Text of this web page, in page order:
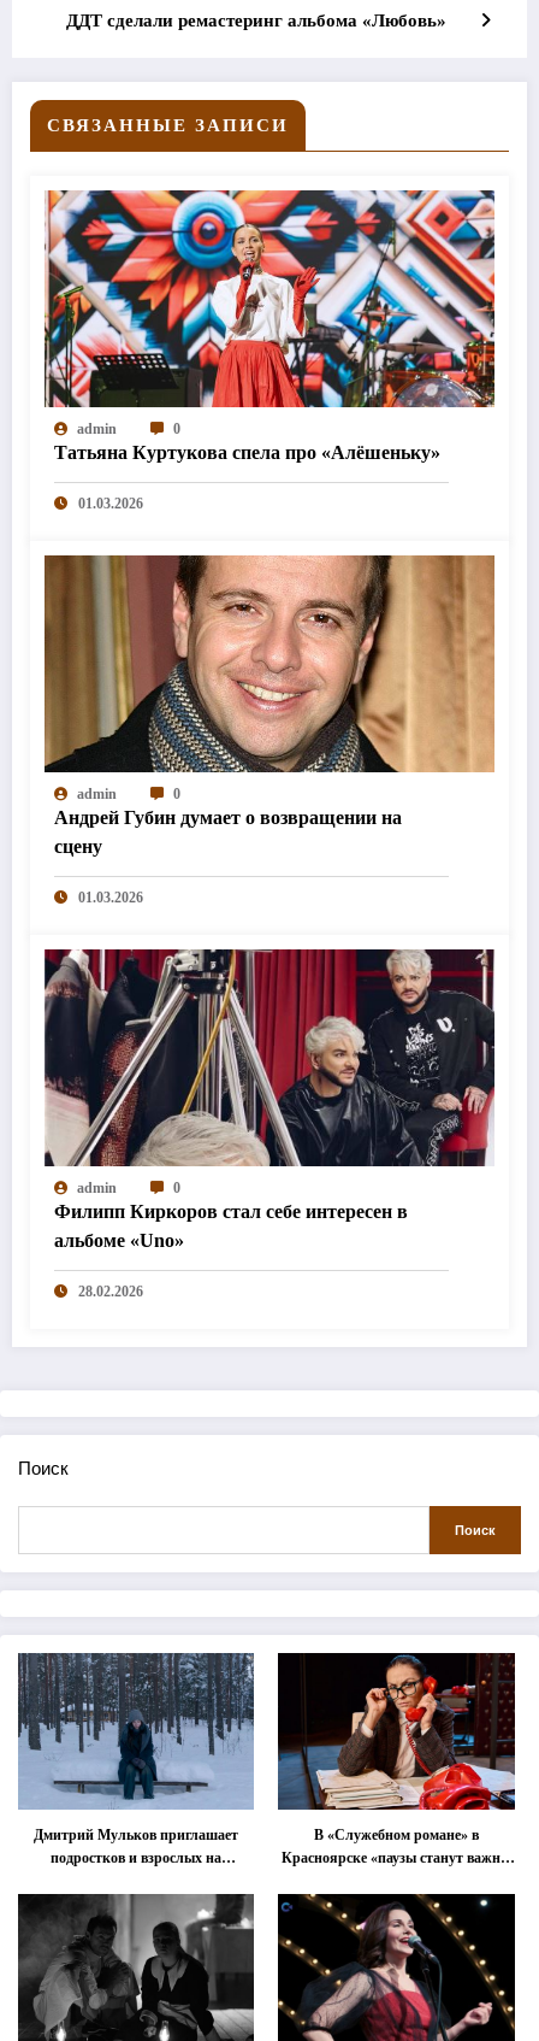
ДДТ сделали ремастеринг альбома «Любовь»
СВЯЗАННЫЕ ЗАПИСИ
admin 0
Татьяна Куртукова спела про «Алёшеньку»
01.03.2026
admin 0
Андрей Губин думает о возвращении на
сцену
01.03.2026
admin 0
Филипп Киркоров стал себе интересен в
альбоме «Uno»
28.02.2026
Поиск
Поиск
Дмитрий Мульков приглашает
подростков и взрослых на
В «Служебном романе» в
Красноярске «паузы станут важнее